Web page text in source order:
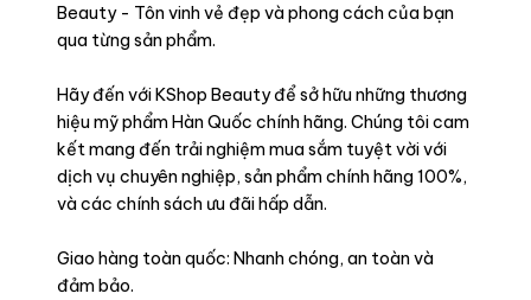
Beauty - Tôn vinh vẻ đẹp và phong cách của bạn
qua từng sản phẩm.
Hãy đến với KShop Beauty để sở hữu những thương
hiệu mỹ phẩm Hàn Quốc chính hãng. Chúng tôi cam
kết mang đến trải nghiệm mua sắm tuyệt vời với
dịch vụ chuyên nghiệp, sản phẩm chính hãng 100%,
và các chính sách ưu đãi hấp dẫn.
Giao hàng toàn quốc: Nhanh chóng, an toàn và
đảm bảo.